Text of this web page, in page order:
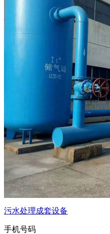
污水处理成套设备
手机号码